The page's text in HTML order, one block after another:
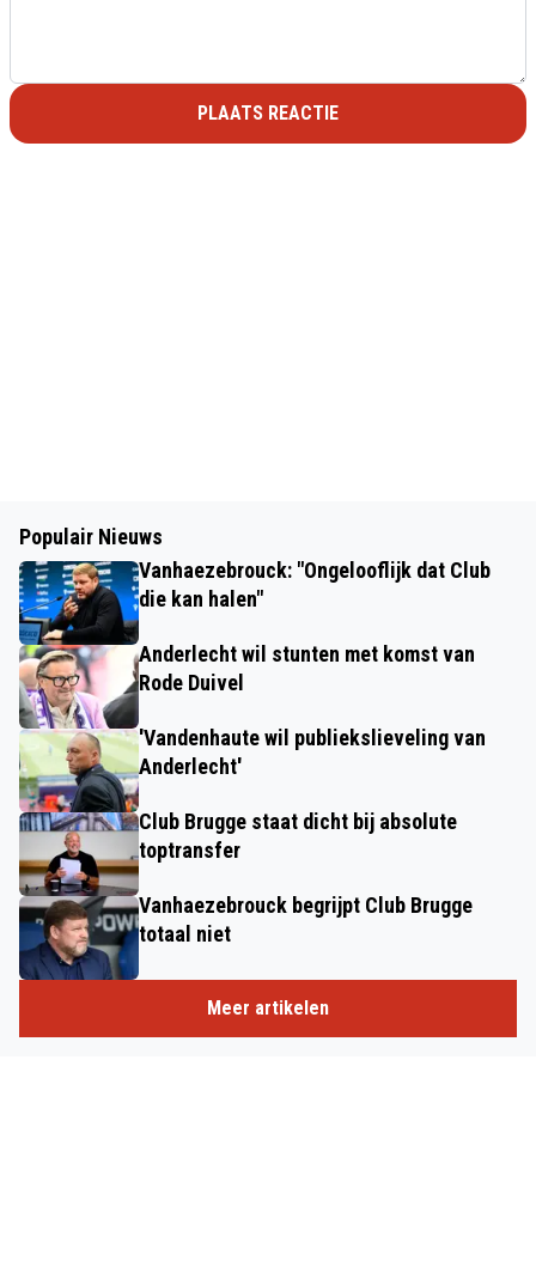
PLAATS REACTIE
Populair Nieuws
Vanhaezebrouck: "Ongelooflijk dat Club
die kan halen"
Anderlecht wil stunten met komst van
Rode Duivel
'Vandenhaute wil publiekslieveling van
Anderlecht'
Club Brugge staat dicht bij absolute
toptransfer
Vanhaezebrouck begrijpt Club Brugge
totaal niet
Meer artikelen